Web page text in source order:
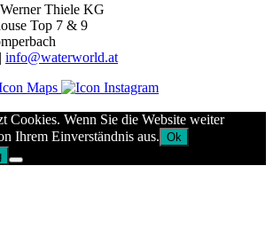
Thiele KG
Top 7 & 9
| info@waterworld.at
Cookies. Wenn Sie die Website weiter
Ihrem Einverständnis aus. Ok